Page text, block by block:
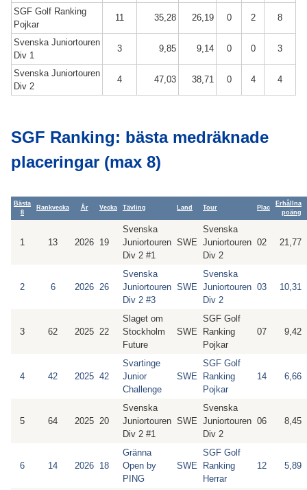
SGF Golf Ranking
Pojkar
11 35,28 26,19 0 2 8
Svenska Juniortouren
Div 1
3 9,85 9,14 0 0 3
Svenska Juniortouren
Div 2
4 47,03 38,71 0 4 4
SGF Ranking: bästa medräknade
placeringar (max 8)
Bästa
8
Rankvecka År Vecka Tävling Land Tour Plac
Erhållna
poäng
1 13 2026 19
Svenska
Juniortouren
Div 2 #1
SWE
Svenska
Juniortouren
Div 2
02 21,77
2 6 2026 26
Svenska
Juniortouren
Div 2 #3
SWE
Svenska
Juniortouren
Div 2
03 10,31
3 62 2025 22
Slaget om
Stockholm
Future
SWE
SGF Golf
Ranking
Pojkar
07 9,42
4 42 2025 42
Svartinge
Junior
Challenge
SWE
SGF Golf
Ranking
Pojkar
14 6,66
5 64 2025 20
Svenska
Juniortouren
Div 2 #1
SWE
Svenska
Juniortouren
Div 2
06 8,45
6 14 2026 18
Gränna
Open by
PING
SWE
SGF Golf
Ranking
Herrar
12 5,89